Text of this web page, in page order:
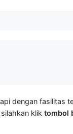
dengan fasilitas
klik tombol